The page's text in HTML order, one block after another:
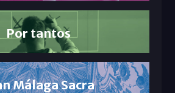
Por tantos
Málaga Sacra